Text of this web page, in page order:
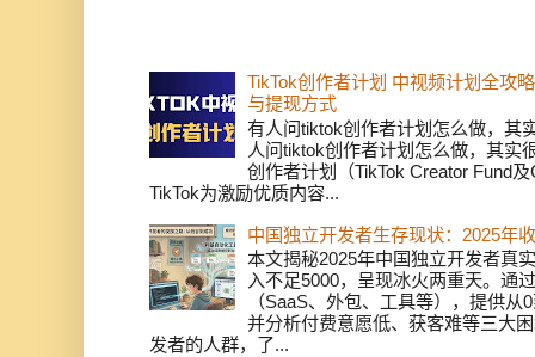
TikTok创作者计划 中视频计划全攻
与提现方式
有人问tiktok创作者计划怎么做，其
人问tiktok创作者计划怎么做，其实
创作者计划（TikTok Creator Fund
TikTok为激励优质内容...
中国独立开发者生存现状：2025年
本文揭秘2025年中国独立开发者真
入不足5000，呈现冰火两重天。通
（SaaS、外包、工具等），提供
并分析付费意愿低、获客难等三大
发者的人群，了...